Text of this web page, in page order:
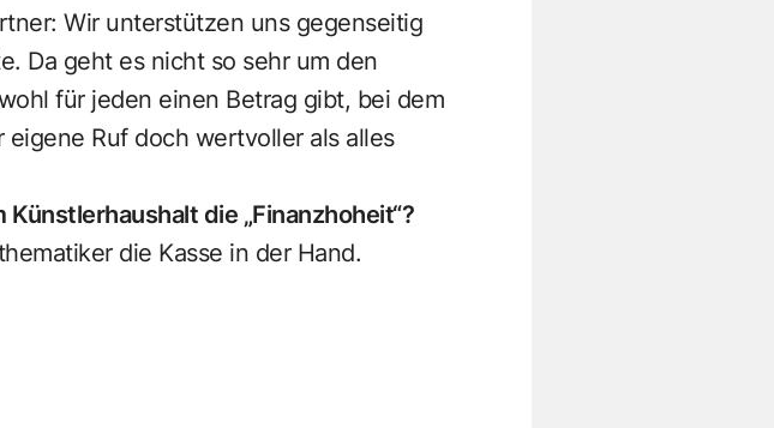
Wir unterstützen uns gegenseitig
Da geht es nicht so sehr um den
für jeden einen Betrag gibt, bei dem
Ruf doch wertvoller als alles
die „Finanzhoheit“?
die Kasse in der Hand.